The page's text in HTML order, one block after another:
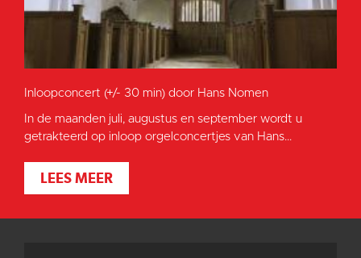
Inloopconcert (+/- 30 min) door Hans Nomen
In de maanden juli, augustus en september wordt u
getrakteerd op inloop orgelconcertjes van Hans...
LEES MEER